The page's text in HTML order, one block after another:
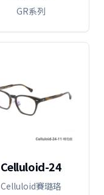
GR系列
Celluloid-24
Celluloid賽璐珞